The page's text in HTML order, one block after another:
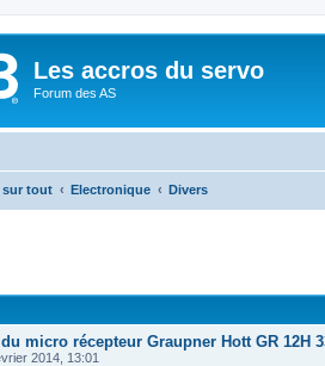
Les accros du servo
Forum des AS
sur tout Electronique Divers
micro récepteur Graupner Hott GR 12H
2014, 13:01